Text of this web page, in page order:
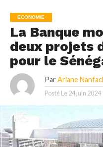
ECONOMIE
La Banque
deux projets
pour le
Par Ariane
Posté Le 24 juin 2024